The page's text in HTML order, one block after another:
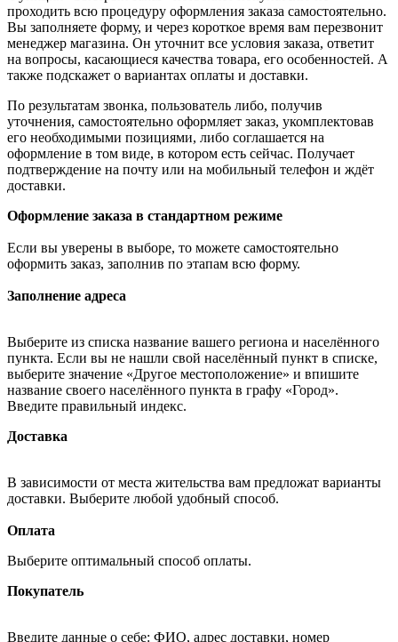
проходить всю процедуру оформления заказа самостоятельно.
Вы заполняете форму, и через короткое время вам перезвонит
менеджер магазина. Он уточнит все условия заказа, ответит
на вопросы, касающиеся качества товара, его особенностей. А
также подскажет о вариантах оплаты и доставки.
По результатам звонка, пользователь либо, получив
уточнения, самостоятельно оформляет заказ, укомплектовав
его необходимыми позициями, либо соглашается на
оформление в том виде, в котором есть сейчас. Получает
подтверждение на почту или на мобильный телефон и ждёт
доставки.
Оформление заказа в стандартном режиме
Если вы уверены в выборе, то можете самостоятельно
оформить заказ, заполнив по этапам всю форму.
Заполнение адреса
Выберите из списка название вашего региона и населённого
пункта. Если вы не нашли свой населённый пункт в списке,
выберите значение «Другое местоположение» и впишите
название своего населённого пункта в графу «Город».
Введите правильный индекс.
Доставка
В зависимости от места жительства вам предложат варианты
доставки. Выберите любой удобный способ.
Оплата
Выберите оптимальный способ оплаты.
Покупатель
Введите данные о себе: ФИО, адрес доставки, номер